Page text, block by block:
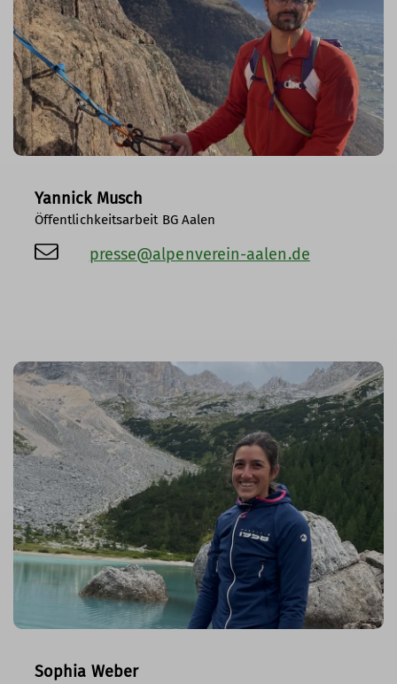
Yannick Musch
Öffentlichkeitsarbeit BG Aalen
presse@alpenverein-aalen.de
Sophia Weber